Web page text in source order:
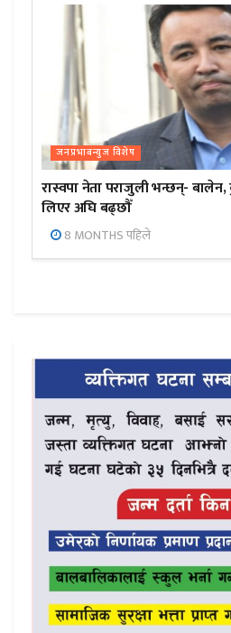
जनप्रभाबन्युज विशेष
रास्वपा नेता पराजुली भन्छन्-
लिएर अघि बढ्छौँ
8 MONTHS पहिले